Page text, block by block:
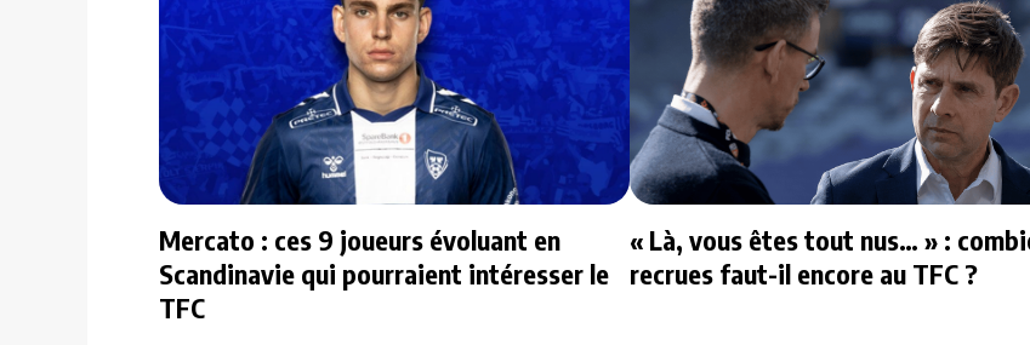
Mercato : ces 9 joueurs évoluant en
Scandinavie qui pourraient intéresser le
TFC
« Là, vous êtes tout nus… » :
recrues faut-il encore au TFC ?